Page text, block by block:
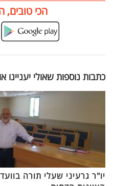
הכי טובים,
כתבות נוספות שאולי יעניינו
יו"ר גרעיני שעלי תורה